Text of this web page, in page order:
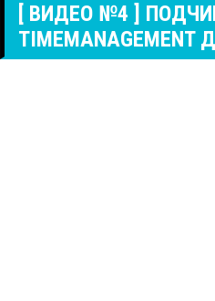
[ ВИДЕО №4 ]